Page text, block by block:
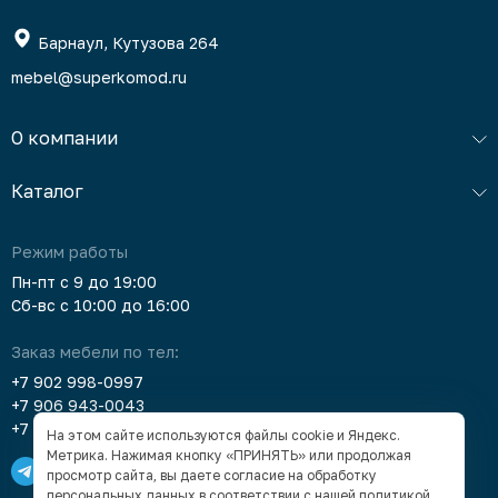
Барнаул, Кутузова 264
mebel@superkomod.ru
О компании
Каталог
Режим работы
Пн-пт с 9 до 19:00
Сб-вс с 10:00 до 16:00
Заказ мебели по тел:
+7 902 998-0997
+7 906 943-0043
+7 903 912-5378
На этом сайте используются файлы cookie и Яндекс.
Метрика. Нажимая кнопку «ПРИНЯТЬ» или продолжая
просмотр сайта, вы даете согласие на обработку